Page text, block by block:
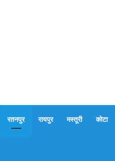
रतनपुर रायपुर मस्तूरी कोटा